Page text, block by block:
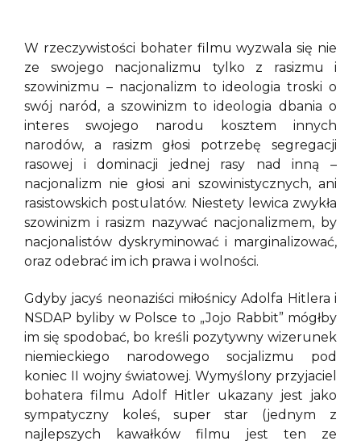
W rzeczywistości bohater filmu wyzwala się nie
ze swojego nacjonalizmu tylko z rasizmu i
szowinizmu – nacjonalizm to ideologia troski o
swój naród, a szowinizm to ideologia dbania o
interes swojego narodu kosztem innych
narodów, a rasizm głosi potrzebę segregacji
rasowej i dominacji jednej rasy nad inną –
nacjonalizm nie głosi ani szowinistycznych, ani
rasistowskich postulatów. Niestety lewica zwykła
szowinizm i rasizm nazywać nacjonalizmem, by
nacjonalistów dyskryminować i marginalizować,
oraz odebrać im ich prawa i wolności.
Gdyby jacyś neonaziści miłośnicy Adolfa Hitlera i
NSDAP byliby w Polsce to „Jojo Rabbit” mógłby
im się spodobać, bo kreśli pozytywny wizerunek
niemieckiego narodowego socjalizmu pod
koniec II wojny światowej. Wymyślony przyjaciel
bohatera filmu Adolf Hitler ukazany jest jako
sympatyczny koleś, super star (jednym z
najlepszych kawałków filmu jest ten ze